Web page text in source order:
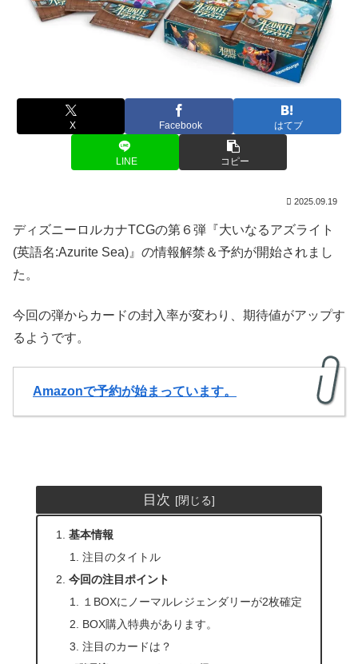
X Facebook はてブ
LINE コピー
2025.09.19
ディズニーロルカナTCGの第６弾『大いなるアズライト
(英語名:Azurite Sea)』の情報解禁＆予約が開始されまし
た。
今回の弾からカードの封入率が変わり、期待値がアップす
るようです。
Amazonで予約が始まっています。
目次
基本情報
注目のタイトル
今回の注目ポイント
１BOXにノーマルレジェンダリーが2枚確定
BOX購入特典があります。
注目のカードは？